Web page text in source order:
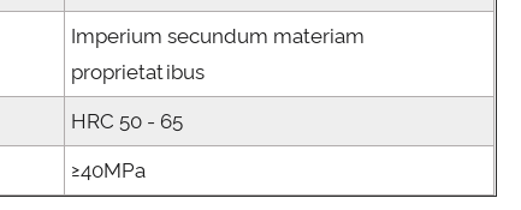
Imperium secundum materiam
proprietatibus
HRC 50 - 65
≥40MPa